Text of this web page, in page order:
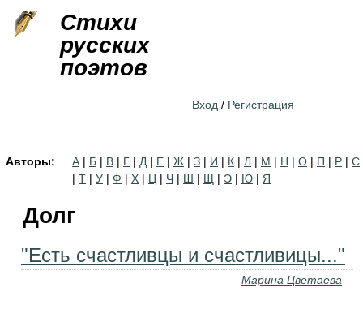
Стихи
русских
поэтов
Вход / Регистрация
Авторы: А | Б | В | Г | Д | Е | Ж | З | И | К | Л | М | Н | О | П | Р | С
| Т | У | Ф | Х | Ц | Ч | Ш | Щ | Э | Ю | Я
Долг
"Есть счастливцы и счастливицы..."
Марина Цветаева